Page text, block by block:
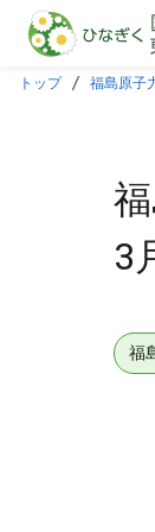
本文に飛ぶ
トップ 福島原子
3
福